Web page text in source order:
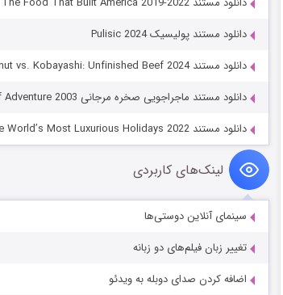
دانلود مستند پولیسیک Pulisic 2024
دانلود مستند Chestnut vs. Kobayashi: Unfinished Beef 2024
دانلود مستند ماجراجویی صخره مرجانی Coral Reef Adventure 2003
دانلود مستند The World’s Most Luxurious Holidays 2022
لینک‌های کاربردی
سینمای آنلاین دوستی‌ها
تغییر زبان فیلم‌های دو زبانه
اضافه کردن صدای دوبله به ویدئو